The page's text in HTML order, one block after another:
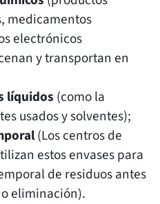
medicamentos
electrónicos
y transportan en
líquidos (como la
usados y solventes);
(Los centros de
estos envases para
de residuos antes
eliminación).